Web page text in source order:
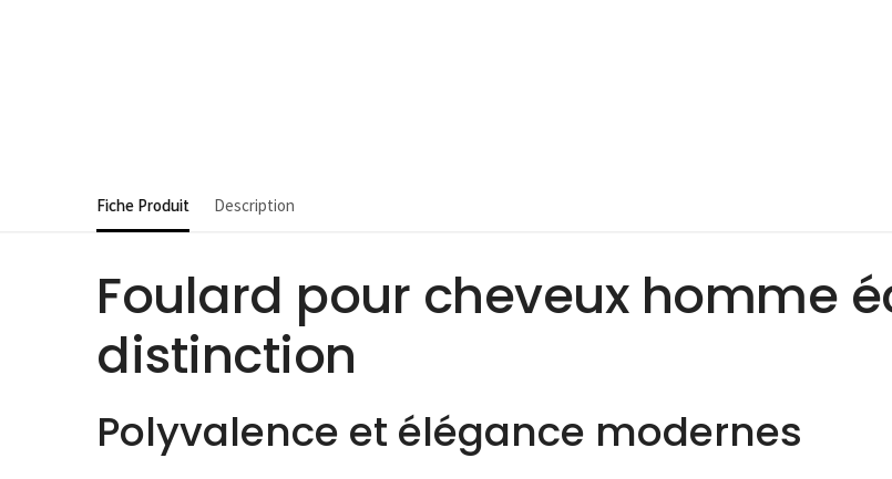
Fiche Produit Description
Foulard pour cheveux homme
distinction
Polyvalence et élégance modernes